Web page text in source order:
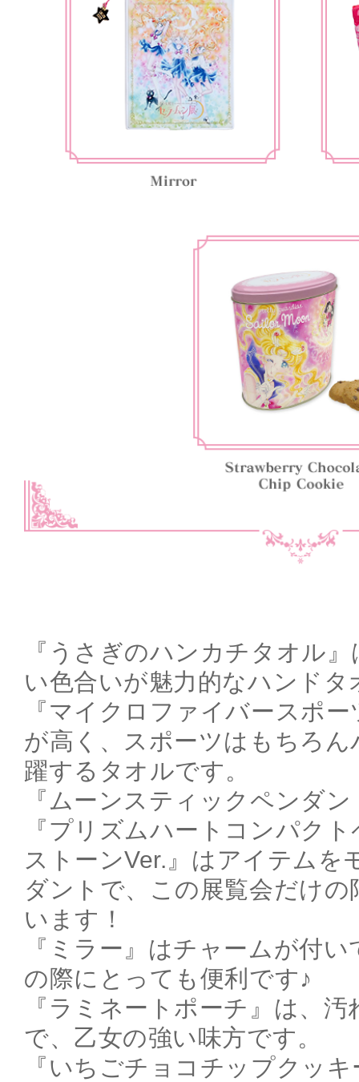
『うさぎのハンカチタオル
い色合いが魅力的なハンドタ
『マイクロファイバースポ
が高く、スポーツはもちろ
躍するタオルです。
『ムーンスティックペンダ
『プリズムハートコンパク
ストーンVer.』はアイテムを
ダントで、この展覧会だけの
います！
『ミラー』はチャームが付
の際にとっても便利です♪
『ラミネートポーチ』は、
で、乙女の強い味方です。
『いちごチョコチップクッ